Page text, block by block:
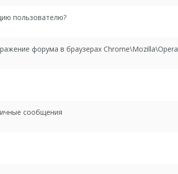
пользователю?
форума в браузерах Chrome\Mozilla\Opera
сообщения